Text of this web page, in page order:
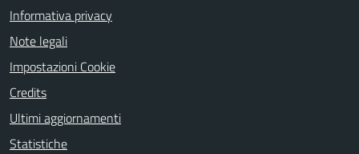
Informativa privacy
Note legali
Impostazioni Cookie
Credits
Ultimi aggiornamenti
Statistiche